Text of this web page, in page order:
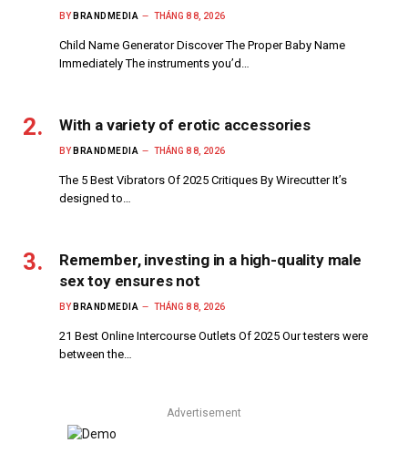
BY BRANDMEDIA THÁNG 8 8, 2026
Child Name Generator Discover The Proper Baby Name
Immediately The instruments you’d…
With a variety of erotic accessories
BY BRANDMEDIA THÁNG 8 8, 2026
The 5 Best Vibrators Of 2025 Critiques By Wirecutter It’s
designed to…
Remember, investing in a high-quality male
sex toy ensures not
BY BRANDMEDIA THÁNG 8 8, 2026
21 Best Online Intercourse Outlets Of 2025 Our testers were
between the…
Advertisement